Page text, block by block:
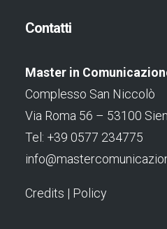
Contatti
Master in
Complesso San Niccolò
Via Roma 56 – 53100
Tel: +39 0577 234775
Credits | Policy